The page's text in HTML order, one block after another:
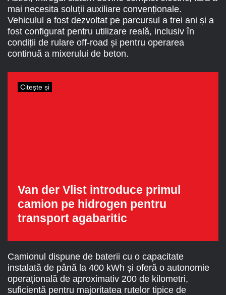
mai necesita soluții auxiliare convenționale.
Vehiculul a fost dezvoltat pe parcursul a trei ani și a
fost configurat pentru utilizare reală, inclusiv în
condiții de rulare off-road și pentru operarea
continuă a mixerului de beton.
Citește și
Van der Vlist introduce primul
camion pe hidrogen pentru
transport agabaritic
Camionul dispune de baterii cu o capacitate
instalată de până la 400 kWh și oferă o autonomie
operațională de aproximativ 200 de kilometri,
suficientă pentru majoritatea rutelor tipice de